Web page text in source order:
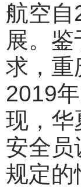
航空自
展。
求，重
2019
现，华
安全员
规定的